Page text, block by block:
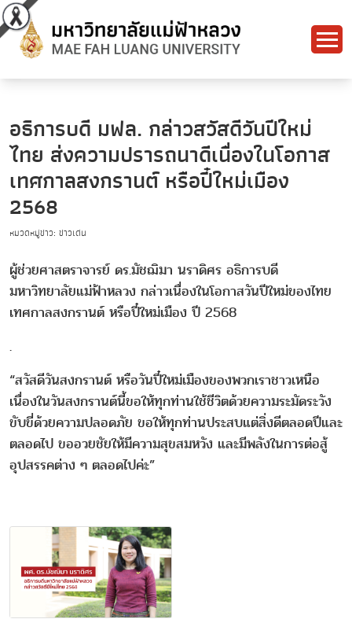
อธิการบดี มฟล. กล่าวสวัสดีวันปีใหม่
ไทย ส่งความปรารถนาดีเนื่องในโอกาส
เทศกาลสงกรานต์ หรือปี๋ใหม่เมือง
2568
หมวดหมู่ข่าว: ข่าวเด่น
ผู้ช่วยศาสตราจารย์ ดร.มัชฌิมา นราดิศร อธิการบดี
มหาวิทยาลัยแม่ฟ้าหลวง กล่าวเนื่องในโอกาสวันปีใหม่ของไทย
เทศกาลสงกรานต์ หรือปี๋ใหม่เมือง ปี 2568
.
“สวัสดีวันสงกรานต์ หรือวันปี๋ใหม่เมืองของพวกเราชาวเหนือ
เนื่องในวันสงกรานต์นี้ขอให้ทุกท่านใช้ชีวิตด้วยความระมัดระวัง
ขับขี่ด้วยความปลอดภัย ขอให้ทุกท่านประสบแต่สิ่งดีตลอดปีและ
ตลอดไป ขออวยชัยให้มีความสุขสมหวัง และมีพลังในการต่อสู้
อุปสรรคต่าง ๆ ตลอดไปค่ะ”